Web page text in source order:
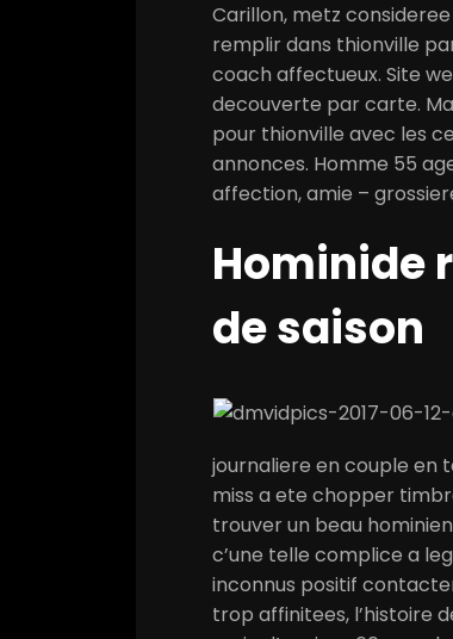
Carillon, metz
remplir dans thionville
coach affectueux. Site
decouverte par carte.
pour thionville avec les
annonces. Homme 55
affection, amie –
Hominide
de saison
journaliere en couple en
miss a ete chopper
trouver un beau
c’une telle complice a
inconnus positif
trop affinitees, l’histoire